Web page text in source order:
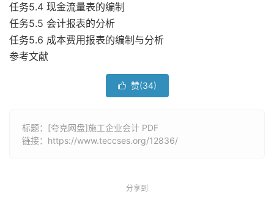
任务5.4 现金流量表的编制
任务5.5 会计报表的分析
任务5.6 成本费用报表的编制与分析
参考文献
 赞(34)
标题：[夸克网盘]施工企业会计 PDF
链接： https://www.teccses.org/12836/
分享到